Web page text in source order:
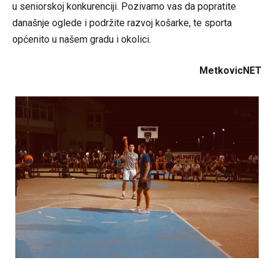
u seniorskoj konkurenciji. Pozivamo vas da popratite
današnje oglede i podržite razvoj košarke, te sporta
općenito u našem gradu i okolici.
MetkovicNET